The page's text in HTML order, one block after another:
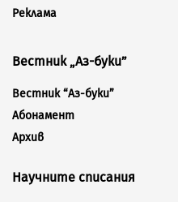
Реклама
Вестник „Аз-буки”
Вестник “Аз-буки”
Абонамент
Архив
Научните списания